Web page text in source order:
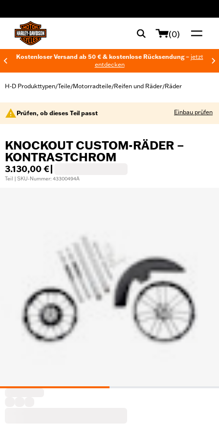
(0)
Kostenloser Versand ab 50 € & kostenlose Rücksendung – jetzt
entdecken
H-D Produkttypen/Teile/Motorradteile/Reifen und Räder/Räder
Prüfen, ob dieses Teil passt Einbau prüfen
KNOCKOUT CUSTOM-RÄDER –
KONTRASTCHROM
3.130,00 €
Teil | SKU-Nummer: 43300494A